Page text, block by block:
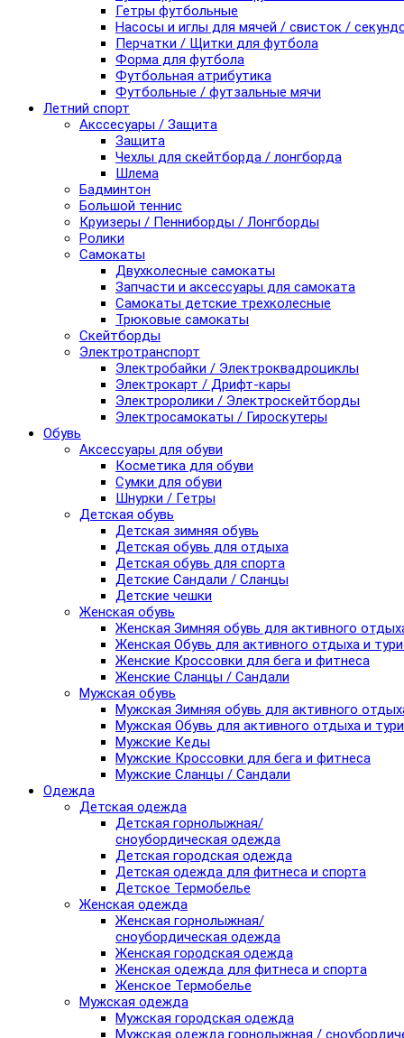
Гетры футбольные
Насосы и иглы для мячей / свисток /
Перчатки / Щитки для футбола
Форма для футбола
Футбольная атрибутика
Футбольные / футзальные мячи
Летний спорт
Акссесуары / Защита
Защита
Чехлы для скейтборда / лонгборда
Шлема
Бадминтон
Большой теннис
Круизеры / Пенниборды / Лонгборды
Ролики
Самокаты
Двухколесные самокаты
Запчасти и аксессуары для самоката
Самокаты детские трехколесные
Трюковые самокаты
Скейтборды
Электротранспорт
Электробайки / Электроквадроциклы
Электрокарт / Дрифт-кары
Электроролики / Электроскейтборды
Электросамокаты / Гироскутеры
Обувь
Аксессуары для обуви
Косметика для обуви
Сумки для обуви
Шнурки / Гетры
Детская обувь
Детская зимняя обувь
Детская обувь для отдыха
Детская обувь для спорта
Детские Сандали / Сланцы
Детские чешки
Женская обувь
Женская Зимняя обувь для активного
Женская Обувь для активного отдыха и
Женские Кроссовки для бега и фитнеса
Женские Сланцы / Сандали
Мужская обувь
Мужская Зимняя обувь для активного
Мужская Обувь для активного отдыха и
Мужские Кеды
Мужские Кроссовки для бега и фитнеса
Мужские Сланцы / Сандали
Одежда
Детская одежда
Детская горнолыжная/
сноубордическая одежда
Детская городская одежда
Детская одежда для фитнеса и спорта
Детское Термобелье
Женская одежда
Женская горнолыжная/
сноубордическая одежда
Женская городская одежда
Женская одежда для фитнеса и спорта
Женское Термобелье
Мужская одежда
Мужская городская одежда
Мужская одежда горнолыжная /